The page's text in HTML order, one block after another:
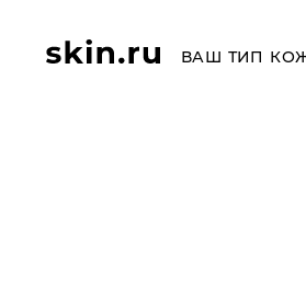
ВАШ ТИП